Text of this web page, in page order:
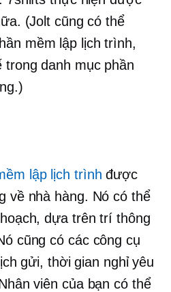
(Jolt cũng có thể
mềm lập lịch trình,
danh mục phần
lập lịch trình được
về nhà hàng. Nó có thể
dựa trên trí thông
cũng có các công cụ
gửi, thời gian nghỉyêu
viên của bạn có thể